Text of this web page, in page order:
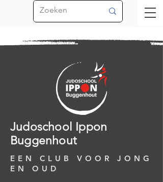
Judoschool Ippon
Buggenhout
EEN CLUB VOOR JONG
EN OUD